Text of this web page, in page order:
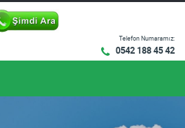
Telefon Numaramız:
0542 188 45 42